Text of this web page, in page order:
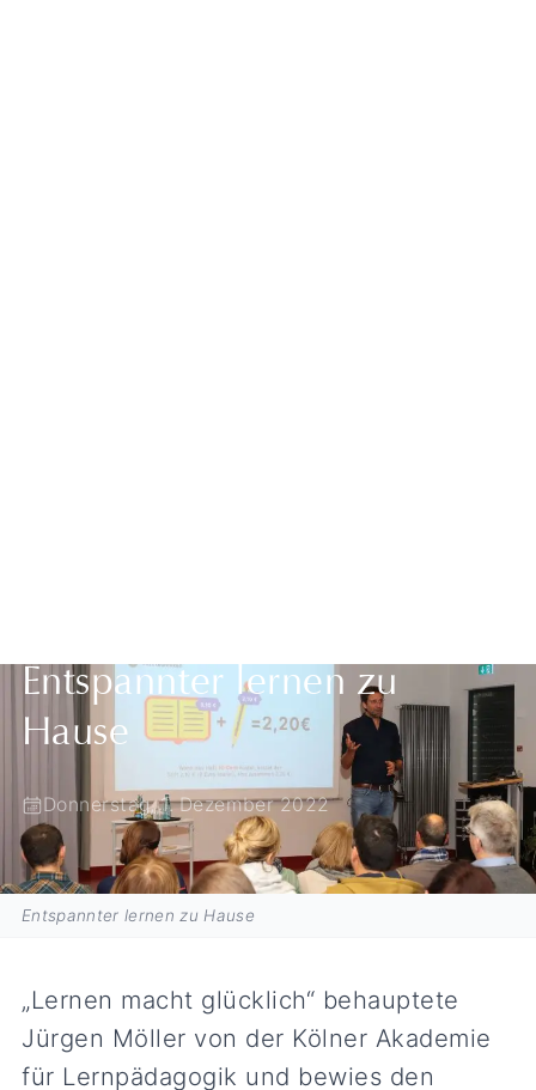
Entspannter lernen zu
Hause
Donnerstag, 1. Dezember 2022
Entspannter lernen zu Hause
„Lernen macht glücklich“ behauptete
Jürgen Möller von der Kölner Akademie
für Lernpädagogik und bewies den